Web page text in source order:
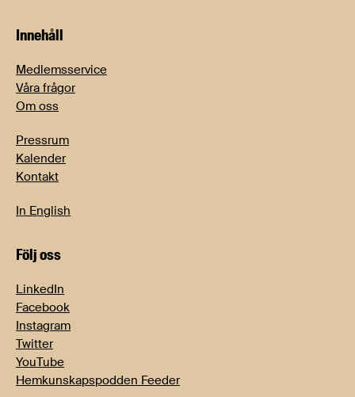
Innehåll
Medlemsservice
Våra frågor
Om oss
Pressrum
Kalender
Kontakt
In English
Följ oss
LinkedIn
Facebook
Instagram
Twitter
YouTube
Hemkunskapspodden Feeder